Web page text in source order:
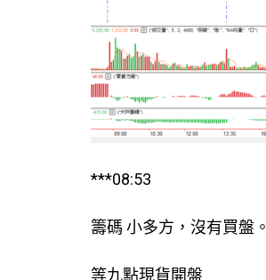
***08:53
籌碼 小多方，沒有買盤。
等九點現貨開盤